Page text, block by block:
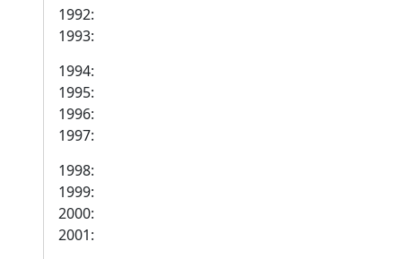
1992:
1993:
1994:
1995:
1996:
1997:
1998:
1999:
2000:
2001: